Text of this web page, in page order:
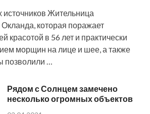
источников Жительница
Окланда, которая поражает
красотой в 56 лет и практически
морщин на лице и шее, а также
позволили …
Рядом с Солнцем замечено
несколько огромных объектов